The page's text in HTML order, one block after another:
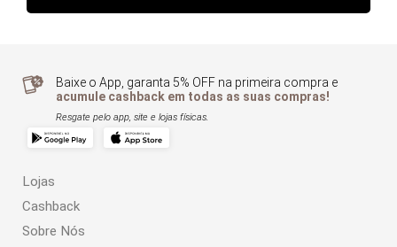
Baixe o App, garanta 5% OFF na primeira compra e
acumule cashback em todas as suas compras!
Resgate pelo app, site e lojas físicas.
Lojas
Cashback
Sobre Nós